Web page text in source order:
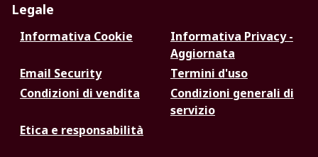
Legale
Informativa Cookie
Informativa Privacy -
Aggiornata
Email Security
Termini d'uso
Condizioni di vendita
Condizioni generali di
servizio
Etica e responsabilità